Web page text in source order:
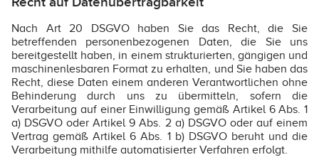
Nach Art 20 DSGVO haben Sie das Recht, die Sie
betreffenden personenbezogenen Daten, die Sie uns
bereitgestellt haben, in einem strukturierten, gängigen und
maschinenlesbaren Format zu erhalten, und Sie haben das
Recht, diese Daten einem anderen Verantwortlichen ohne
Behinderung durch uns zu übermitteln, sofern die
Verarbeitung auf einer Einwilligung gemäß Artikel 6 Abs. 1
a) DSGVO oder Artikel 9 Abs. 2 a) DSGVO oder auf einem
Vertrag gemäß Artikel 6 Abs. 1 b) DSGVO beruht und die
Verarbeitung mithilfe automatisierter Verfahren erfolgt.